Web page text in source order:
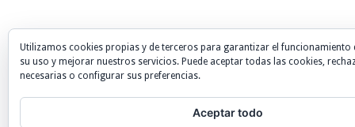
Utilizamos cookies propias y de terceros para garantizar el funcionamiento
su uso y mejorar nuestros servicios. Puede aceptar todas las cookies,
necesarias o configurar sus preferencias.
Aceptar todo